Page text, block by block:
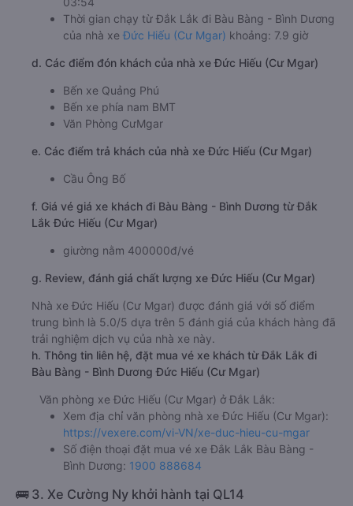
Thời gian chạy từ Đắk Lắk đi Bàu Bàng - Bình Dương
của nhà xe Đức Hiếu (Cư Mgar) khoảng: 7.9 giờ
d. Các điểm đón khách của nhà xe Đức Hiếu (Cư Mgar)
Bến xe Quảng Phú
Bến xe phía nam BMT
Văn Phòng CưMgar
e. Các điểm trả khách của nhà xe Đức Hiếu (Cư Mgar)
Cầu Ông Bố
f. Giá vé giá xe khách đi Bàu Bàng - Bình Dương từ Đắk
Lắk Đức Hiếu (Cư Mgar)
giường nằm 400000đ/vé
g. Review, đánh giá chất lượng xe Đức Hiếu (Cư Mgar)
Nhà xe Đức Hiếu (Cư Mgar) được đánh giá với số điểm
trung bình là 5.0/5 dựa trên 5 đánh giá của khách hàng đã
trải nghiệm dịch vụ của nhà xe này.
h. Thông tin liên hệ, đặt mua vé xe khách từ Đắk Lắk đi
Bàu Bàng - Bình Dương Đức Hiếu (Cư Mgar)
Văn phòng xe Đức Hiếu (Cư Mgar) ở Đắk Lắk:
Xem địa chỉ văn phòng nhà xe Đức Hiếu (Cư Mgar):
https://vexere.com/vi-VN/xe-duc-hieu-cu-mgar
Số điện thoại đặt mua vé xe Đắk Lắk Bàu Bàng -
Bình Dương: 1900 888684
🚌 3. Xe Cường Ny khởi hành tại QL14